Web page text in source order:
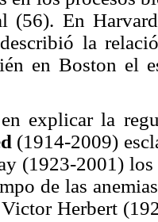
(56). En
la
en Boston el
explicar la
(1914-2009)
(1923-2001)
de las
Herbert